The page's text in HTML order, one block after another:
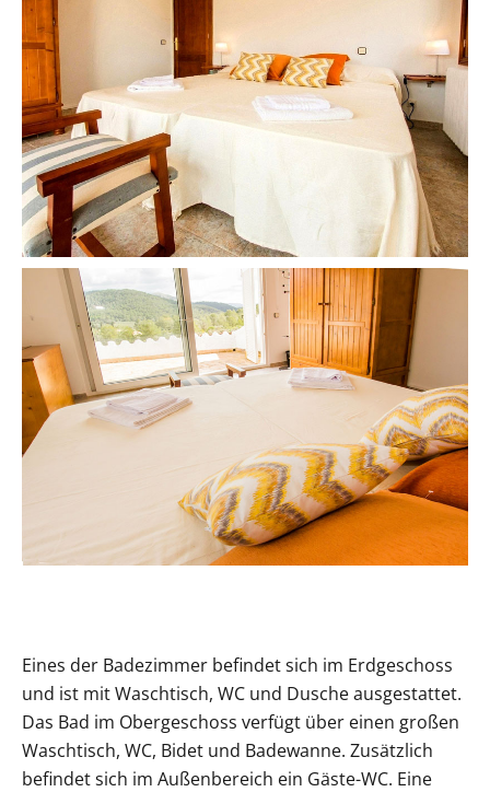
Eines der Badezimmer befindet sich im Erdgeschoss
und ist mit Waschtisch, WC und Dusche ausgestattet.
Das Bad im Obergeschoss verfügt über einen großen
Waschtisch, WC, Bidet und Badewanne. Zusätzlich
befindet sich im Außenbereich ein Gäste-WC. Eine